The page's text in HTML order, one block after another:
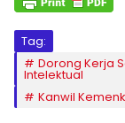
Tag:
Dorong Kerja
Intelektual
Kanwil